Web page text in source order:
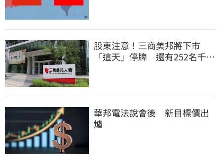
股東注意！三商美邦將下市
「這天」停牌 還有252名千張
華邦電法說會後 新目標價出
爐